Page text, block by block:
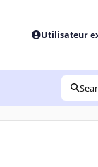
Utilisateur